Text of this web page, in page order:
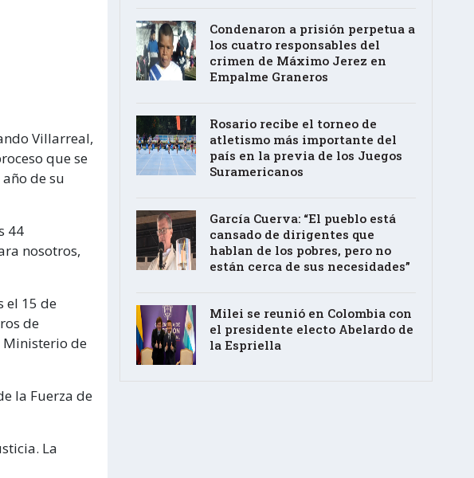
Villarreal,
que se
de su
44
nosotros,
el 15 de
de
Ministerio de
la Fuerza de
La
Condenaron a prisión perpetua a
los cuatro responsables del
crimen de Máximo Jerez en
Empalme Graneros
Rosario recibe el torneo de
atletismo más importante del
país en la previa de los Juegos
Suramericanos
García Cuerva: “El pueblo está
cansado de dirigentes que
hablan de los pobres, pero no
están cerca de sus necesidades”
Milei se reunió en Colombia con
el presidente electo Abelardo de
la Espriella